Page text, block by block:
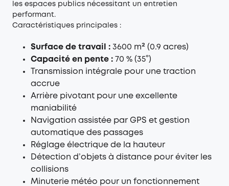
les espaces publics nécessitant un entretien
performant.
Caractéristiques principales :
Surface de travail : 3600 m² (0.9 acres)
Capacité en pente : 70 % (35°)
Transmission intégrale pour une traction
accrue
Arrière pivotant pour une excellente
maniabilité
Navigation assistée par GPS et gestion
automatique des passages
Réglage électrique de la hauteur
Détection d’objets à distance pour éviter les
collisions
Minuterie météo pour un fonctionnement